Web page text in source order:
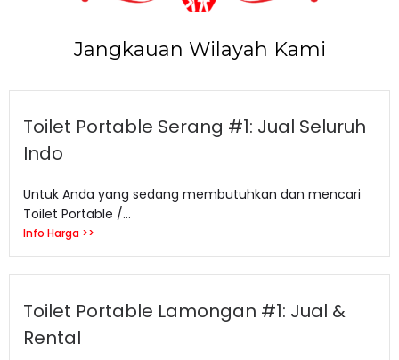
Jangkauan Wilayah Kami
Toilet Portable Serang #1: Jual Seluruh
Indo
Untuk Anda yang sedang membutuhkan dan mencari
Toilet Portable /...
Info Harga >>
Toilet Portable Lamongan #1: Jual &
Rental